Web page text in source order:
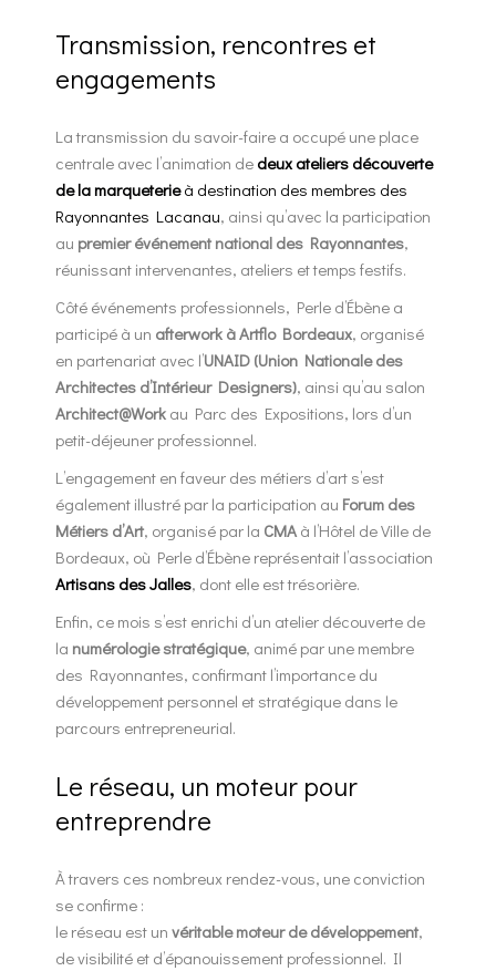
Transmission, rencontres et
engagements
La transmission du savoir-faire a occupé une place
centrale avec l’animation de deux ateliers découverte
de la marqueterieà destination des membres des
Rayonnantes Lacanau, ainsi qu’avec la participation
au premier événement national des Rayonnantes,
réunissant intervenantes, ateliers et temps festifs.
Côté événements professionnels, Perle d’Ébène a
participé à un afterwork à Artflo Bordeaux, organisé
en partenariat avec l’UNAID (Union Nationale des
Architectes d’Intérieur Designers), ainsi qu’au salon
Architect@Work au Parc des Expositions, lors d’un
petit-déjeuner professionnel.
L’engagement en faveur des métiers d’art s’est
également illustré par la participation au Forum des
Métiers d’Art, organisé par la CMA à l’Hôtel de Ville de
Bordeaux, où Perle d’Ébène représentait l’association
Artisans des Jalles, dont elle est trésorière.
Enfin, ce mois s’est enrichi d’un atelier découverte de
la numérologie stratégique, animé par une membre
des Rayonnantes, confirmant l’importance du
développement personnel et stratégique dans le
parcours entrepreneurial.
Le réseau, un moteur pour
entreprendre
À travers ces nombreux rendez-vous, une conviction
se confirme :
le réseau est unvéritable moteur de développement,
de visibilité et d’épanouissement professionnel. Il